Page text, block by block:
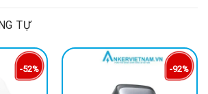
TỰ
-52% -92%